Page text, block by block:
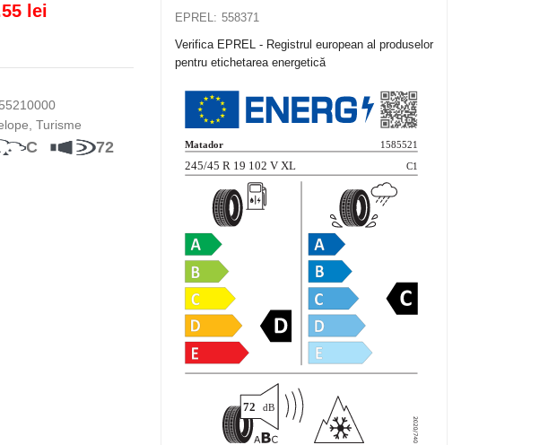
lei
Turisme
C 72
EPREL: 558371
Verifica EPREL - Registrul european al produselor
pentru etichetarea energetică